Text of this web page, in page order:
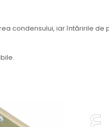
condensului, iar întăririle